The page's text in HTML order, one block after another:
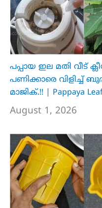
പപ്പായ ഇല മതി വീട്
പണിക്കാരെ വിളിച്ച്
മാജിക്.!! | Pappaya
August 1, 2026